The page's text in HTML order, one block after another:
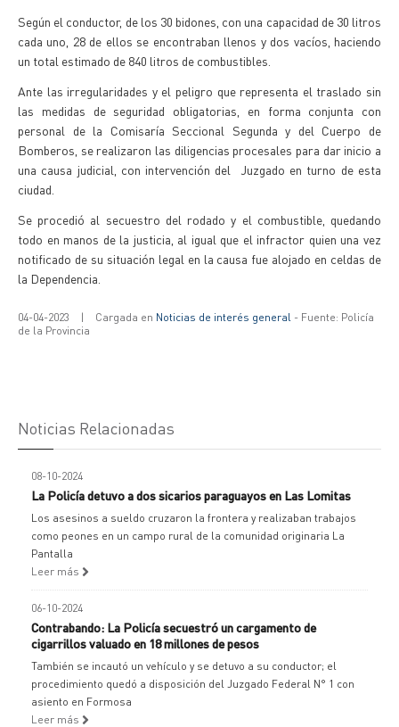
Según el conductor, de los 30 bidones, con una capacidad de 30 litros
cada uno, 28 de ellos se encontraban llenos y dos vacíos, haciendo
un total estimado de 840 litros de combustibles.
Ante las irregularidades y el peligro que representa el traslado sin
las medidas de seguridad obligatorias, en forma conjunta con
personal de la Comisaría Seccional Segunda y del Cuerpo de
Bomberos, se realizaron las diligencias procesales para dar inicio a
una causa judicial, con intervención del Juzgado en turno de esta
ciudad.
Se procedió al secuestro del rodado y el combustible, quedando
todo en manos de la justicia, al igual que el infractor quien una vez
notificado de su situación legal en la causa fue alojado en celdas de
la Dependencia.
04-04-2023 | Cargada en Noticias de interés general - Fuente: Policía
de la Provincia
Noticias Relacionadas
08-10-2024
La Policía detuvo a dos sicarios paraguayos en Las Lomitas
Los asesinos a sueldo cruzaron la frontera y realizaban trabajos
como peones en un campo rural de la comunidad originaria La
Pantalla
Leer más
06-10-2024
Contrabando: La Policía secuestró un cargamento de
cigarrillos valuado en 18 millones de pesos
También se incautó un vehículo y se detuvo a su conductor; el
procedimiento quedó a disposición del Juzgado Federal N° 1 con
asiento en Formosa
Leer más